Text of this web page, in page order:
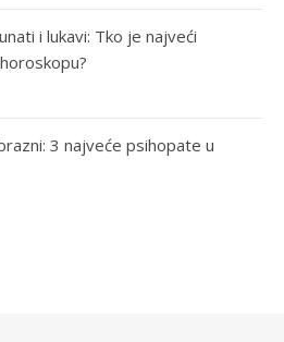
i lukavi: Tko je najveći
3 najveće psihopate u